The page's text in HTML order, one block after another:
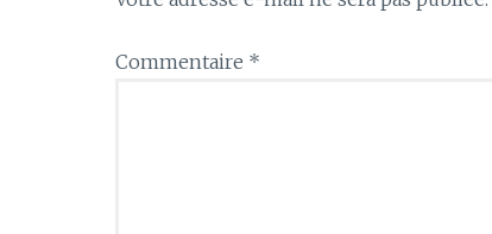
Commentaire *